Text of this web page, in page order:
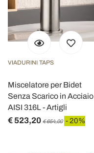
VIADURINI TAPS
Miscelatore per Bidet
Senza Scarico in Acciaio
AISI 316L - Artigli
€ 523,20 € 654,00 - 20%